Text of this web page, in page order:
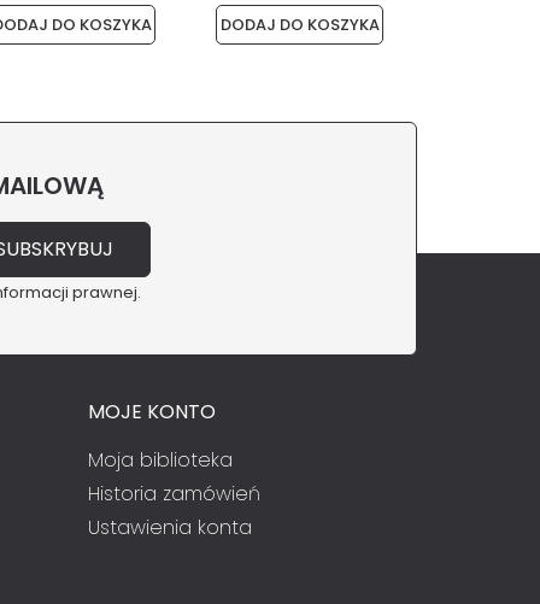
DO KOSZYKA DODAJ DO KOSZYKA
prawnej.
MOJE KONTO
Moja biblioteka
Historia zamówień
Ustawienia konta